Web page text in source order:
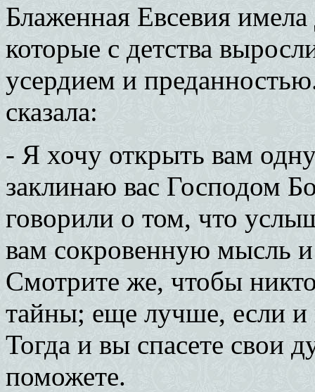
Блаженная Евсевия
которые с детства
усердием и
сказала:
- Я хочу открыть вам
заклинаю вас Господом
говорили о том, что
вам сокровенную мысль
Смотрите же, чтобы
тайны; еще лучше, если и
Тогда и вы спасете свои
поможете.